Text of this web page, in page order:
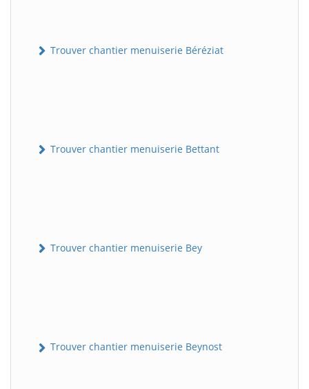
Trouver chantier menuiserie Béréziat
Trouver chantier menuiserie Bettant
Trouver chantier menuiserie Bey
Trouver chantier menuiserie Beynost